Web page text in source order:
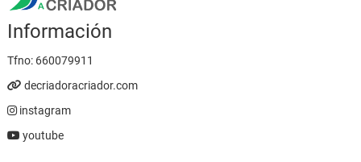
Información
Tfno: 660079911
decriadoracriador.com
instagram
youtube